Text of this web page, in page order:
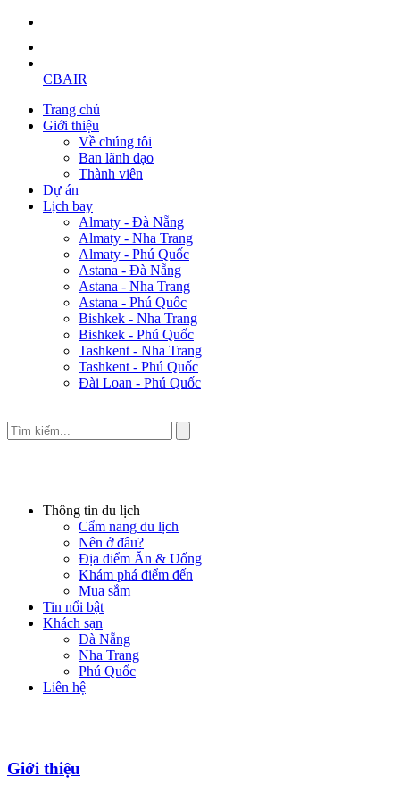
CBAIR
Trang chủ
Giới thiệu
Về chúng tôi
Ban lãnh đạo
Thành viên
Dự án
Lịch bay
Almaty - Đà Nẵng
Almaty - Nha Trang
Almaty - Phú Quốc
Astana - Đà Nẵng
Astana - Nha Trang
Astana - Phú Quốc
Bishkek - Nha Trang
Bishkek - Phú Quốc
Tashkent - Nha Trang
Tashkent - Phú Quốc
Đài Loan - Phú Quốc
Thông tin du lịch
Cẩm nang du lịch
Nên ở đâu?
Địa điểm Ăn & Uống
Khám phá điểm đến
Mua sắm
Tin nổi bật
Khách sạn
Đà Nẵng
Nha Trang
Phú Quốc
Liên hệ
Giới thiệu